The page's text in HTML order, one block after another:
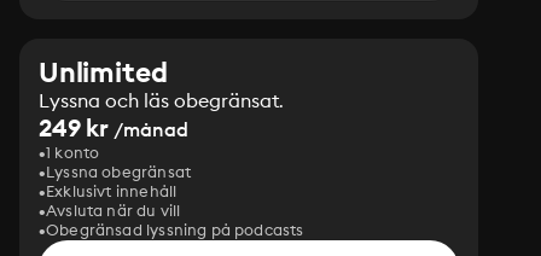
Unlimited
Lyssna och läs obegränsat.
249 kr /månad
1 konto
Lyssna obegränsat
Exklusivt innehåll
Avsluta när du vill
Obegränsad lyssning på podcasts